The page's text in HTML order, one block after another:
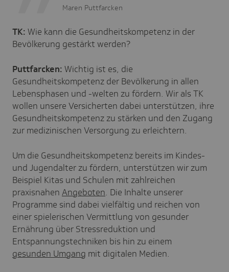
Maren Puttfarcken
TK: Wie kann die Gesundheitskompetenz in der
Bevölkerung gestärkt werden?
Puttfarcken: Wichtig ist es, die
Gesundheitskompetenz der Bevölkerung in allen
Lebensphasen und -welten zu fördern. Wir als TK
wollen unsere Versicherten dabei unterstützen, ihre
Gesundheitskompetenz zu stärken und den Zugang
zur medizinischen Versorgung zu erleichtern.
Um die Gesundheitskompetenz bereits im Kindes-
und Jugendalter zu fördern, unterstützen wir zum
Beispiel Kitas und Schulen mit zahlreichen
praxisnahen Angeboten. Die Inhalte unserer
Programme sind dabei vielfältig und reichen von
einer spielerischen Vermittlung von gesunder
Ernährung über Stressreduktion und
Entspannungstechniken bis hin zu einem
gesunden Umgang mit digitalen Medien.